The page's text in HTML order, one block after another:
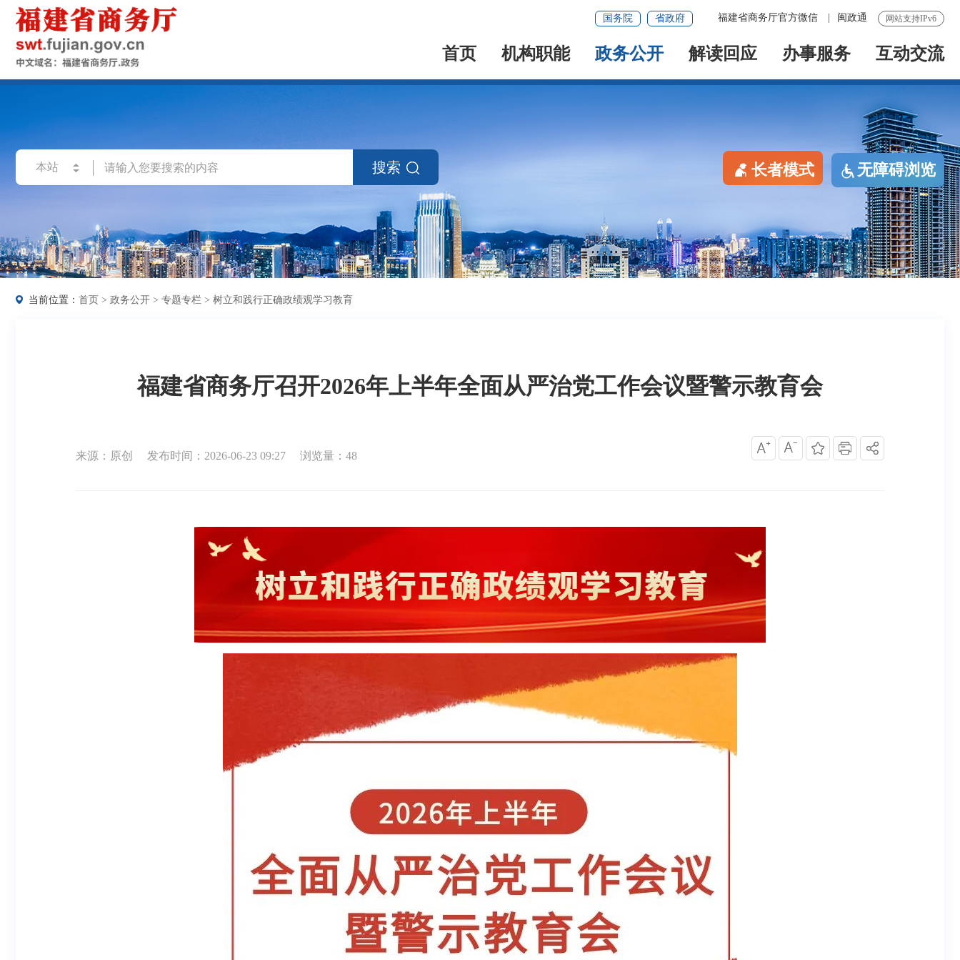
网站支持IPv6
福建省商务厅官方微信 闽政通
国务院 省政府
首页 机构职能 政务公开 解读回应 办事服务 互动交流
搜索 长者模式 无障碍浏览
当前位置： 首页 > 政务公开 > 专题专栏 > 树立和践行正确政绩观学习教育
福建省商务厅召开2026年上半年全面从严治党工作会议暨警示教育会
来源：原创 发布时间：2026-06-23 09:27 浏览量：48